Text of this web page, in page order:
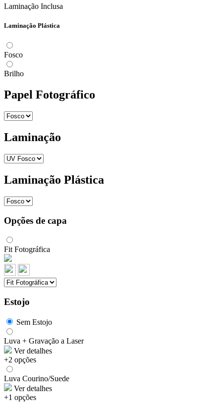
Laminação Inclusa
Laminação Plástica
Fosco
Brilho
Papel Fotográfico
Laminação
Laminação Plástica
Opções de capa
Fit Fotográfica
Estojo
Sem Estojo
Luva + Gravação a Laser
Ver detalhes
+2 opções
Luva Courino/Suede
Ver detalhes
+1 opções